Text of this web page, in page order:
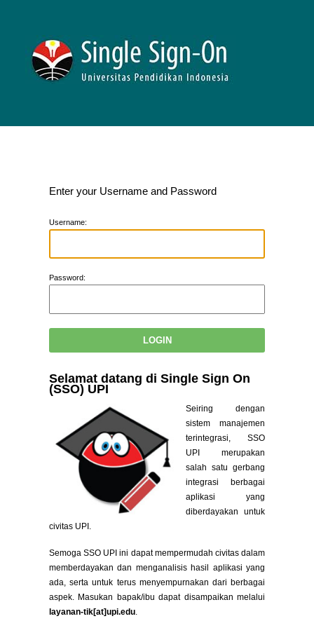
Enter your Username and Password
Username:
Password:
Selamat datang di Single Sign On
(SSO) UPI
Seiring dengan
sistem manajemen
terintegrasi, SSO
UPI merupakan
salah satu gerbang
integrasi berbagai
aplikasi yang
diberdayakan untuk
civitas UPI.
Semoga SSO UPI ini dapat mempermudah civitas dalam
memberdayakan dan menganalisis hasil aplikasi yang
ada, serta untuk terus menyempurnakan dari berbagai
aspek. Masukan bapak/ibu dapat disampaikan melalui
layanan-tik[at]upi.edu.